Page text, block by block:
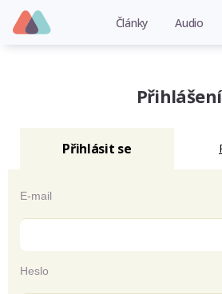
Články Audio
Přihlášení
Přihlásit se
E-mail
Heslo